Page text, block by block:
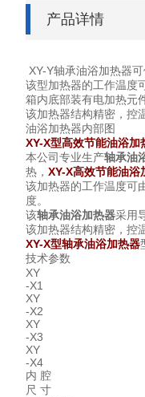
产品详情
XY-Y轴承油浴加热器
该型加热器的工作温度
箱内底部装有电加热元
该加热器结构精密，控
油浴加热器内部图
XY-X型高效节能油浴加
本公司专业生产轴承油
热， XY-X高效节能油浴
该加热器的工作温度可
度。
该轴承油浴加热器采用
该加热器结构精密，控
XY-X型轴承油浴加热器
技术参数
XY
-X1
XY
-X2
XY
-X3
XY
-X4
内 腔
尺 寸